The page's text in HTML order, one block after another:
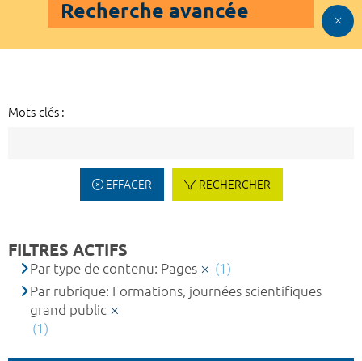
Recherche avancée
Mots-clés :
EFFACER RECHERCHER
FILTRES ACTIFS
Par type de contenu: Pages
(1)
Par rubrique: Formations, journées scientifiques
grand public
(1)